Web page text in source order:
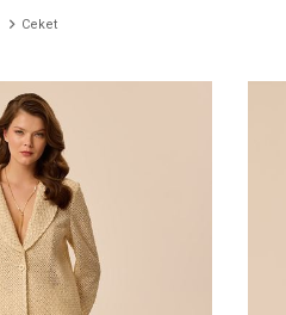
Ceket